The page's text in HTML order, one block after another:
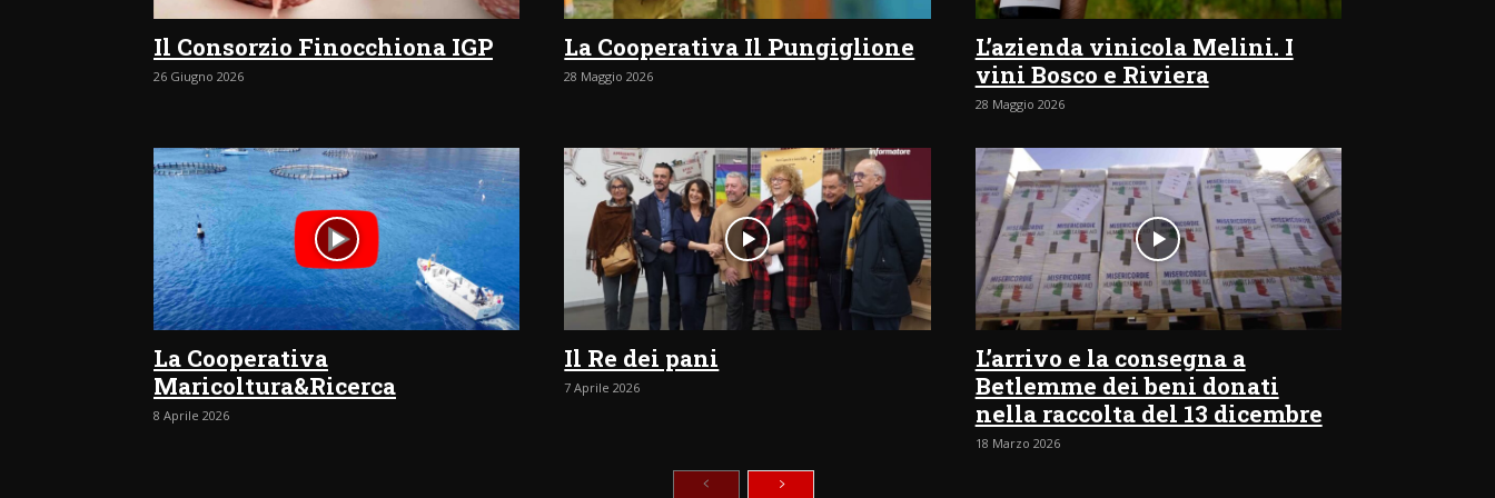
Il Consorzio Finocchiona IGP
26 Giugno 2026
La Cooperativa Il Pungiglione
28 Maggio 2026
L’azienda vinicola Melini. I
vini Bosco e Riviera
28 Maggio 2026
La Cooperativa
Maricoltura&Ricerca
8 Aprile 2026
Il Re dei pani
7 Aprile 2026
L’arrivo e la consegna a
Betlemme dei beni donati
nella raccolta del 13 dicembre
18 Marzo 2026